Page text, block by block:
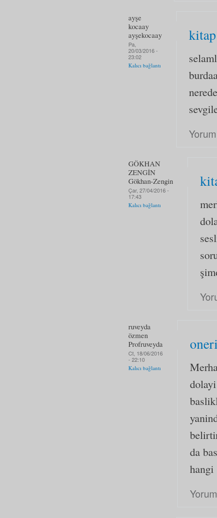
ayşe
kocaay
ayşekocaay
Pa,
20/03/2016 -
23:02
Kalıcı bağlantı
GÖKHAN
ZENGİN
Gökhan-Zengin
Çar, 27/04/2016 -
17:43
Kalıcı bağlantı
ruveyda
özmen
Profruveyda
Ct, 18/06/2016
- 22:10
Kalıcı bağlantı
da
hangi